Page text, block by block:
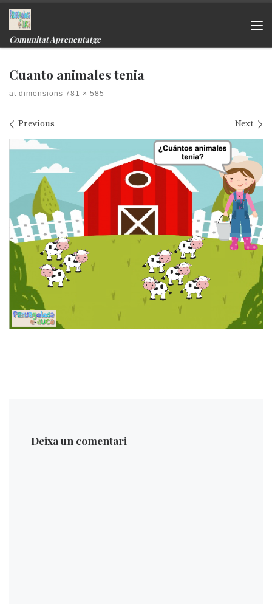
Skip to content
Comunitat Aprenentatge
Cuanto animales tenia
at dimensions 781 × 585
Images navigation
Previous Next
Deixa un comentari